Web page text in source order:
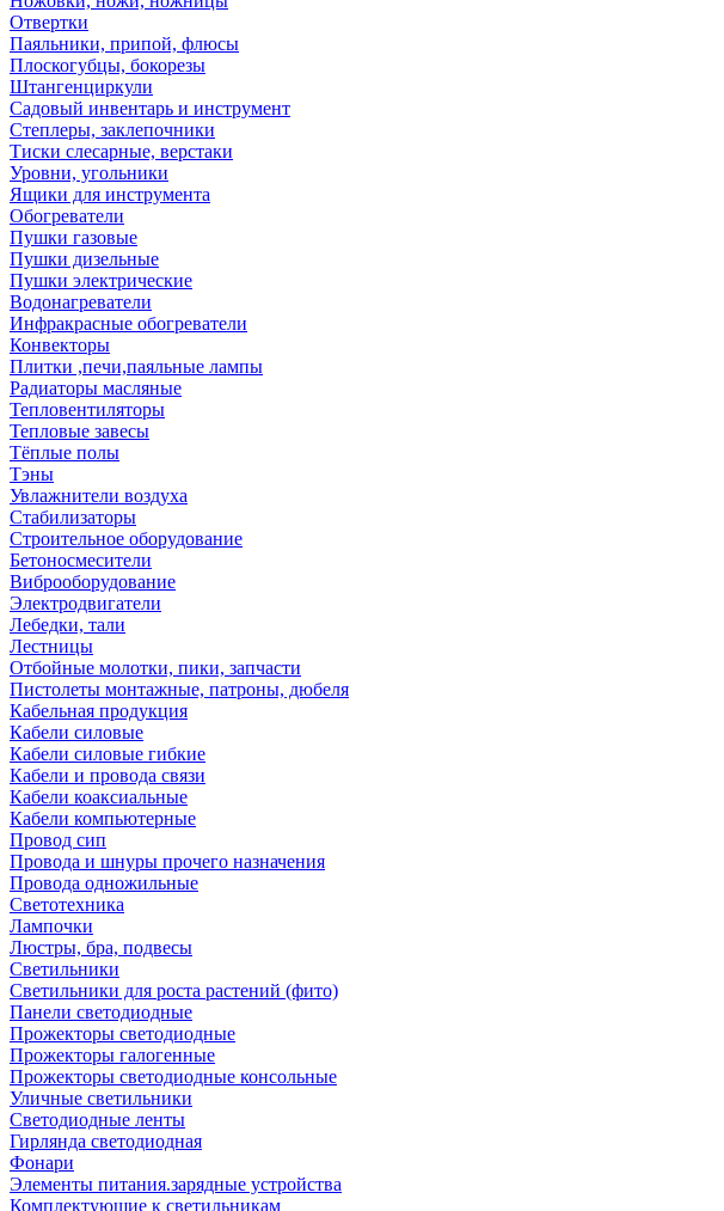
Отвертки
Паяльники, припой, флюсы
Плоскогубцы, бокорезы
Штангенциркули
Садовый инвентарь и инструмент
Степлеры, заклепочники
Тиски слесарные, верстаки
Уровни, угольники
Ящики для инструмента
Обогреватели
Пушки газовые
Пушки дизельные
Пушки электрические
Водонагреватели
Инфракрасные обогреватели
Конвекторы
Плитки ,печи,паяльные лампы
Радиаторы масляные
Тепловентиляторы
Тепловые завесы
Тёплые полы
Тэны
Увлажнители воздуха
Стабилизаторы
Строительное оборудование
Бетоносмесители
Виброоборудование
Электродвигатели
Лебедки, тали
Лестницы
Отбойные молотки, пики, запчасти
Пистолеты монтажные, патроны, дюбеля
Кабельная продукция
Кабели силовые
Кабели силовые гибкие
Кабели и провода связи
Кабели коаксиальные
Кабели компьютерные
Провод сип
Провода и шнуры прочего назначения
Провода одножильные
Светотехника
Лампочки
Люстры, бра, подвесы
Светильники
Светильники для роста растений (фито)
Панели светодиодные
Прожекторы светодиодные
Прожекторы галогенные
Прожекторы светодиодные консольные
Уличные светильники
Светодиодные ленты
Гирлянда светодиодная
Фонари
Элементы питания.зарядные устройства
Комплектующие к светильникам